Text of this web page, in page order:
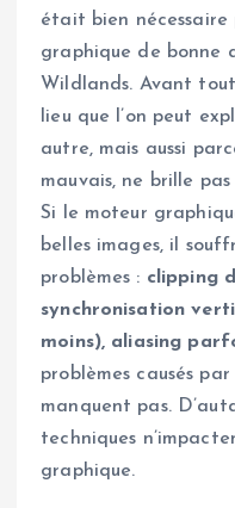
était bien nécessaire
graphique de bonne
Wildlands. Avant
lieu que l’on peut
autre, mais aussi
mauvais, ne brille
Si le moteur
belles images, il
problèmes : clipping
synchronisation
moins), aliasing
problèmes causés
manquent pas.
techniques
graphique.